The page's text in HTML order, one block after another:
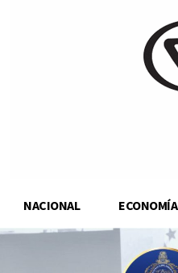
NACIONAL ECONOMÍA